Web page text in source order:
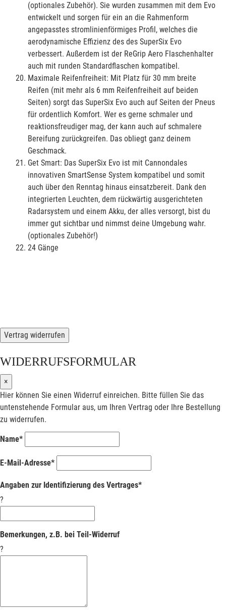
(optionales Zubehör). Sie wurden zusammen mit dem Evo
entwickelt und sorgen für ein an die Rahmenform
angepasstes stromlinienförmiges Profil, welches die
aerodynamische Effizienz des des SuperSix Evo
verbessert. Außerdem ist der ReGrip Aero Flaschenhalter
auch mit runden Standardflaschen kompatibel.
Maximale Reifenfreiheit: Mit Platz für 30 mm breite
Reifen (mit mehr als 6 mm Reifenfreiheit auf beiden
Seiten) sorgt das SuperSix Evo auch auf Seiten der Pneus
für ordentlich Komfort. Wer es gerne schmaler und
reaktionsfreudiger mag, der kann auch auf schmalere
Bereifung zurückgreifen. Das obliegt ganz deinem
Geschmack.
Get Smart: Das SuperSix Evo ist mit Cannondales
innovativen SmartSense System kompatibel und somit
auch über den Renntag hinaus einsatzbereit. Dank den
integrierten Leuchten, dem rückwärtig ausgerichteten
Radarsystem und einem Akku, der alles versorgt, bist du
immer gut sichtbar und nimmst deine Umgebung wahr.
(optionales Zubehör!)
24 Gänge
Vertrag widerrufen
WIDERRUFSFORMULAR
×
Hier können Sie einen Widerruf einreichen. Bitte füllen Sie das
untenstehende Formular aus, um Ihren Vertrag oder Ihre Bestellung
zu widerrufen.
Name*
E-Mail-Adresse*
Angaben zur Identifizierung des Vertrages*
?
Bemerkungen, z.B. bei Teil-Widerruf
?